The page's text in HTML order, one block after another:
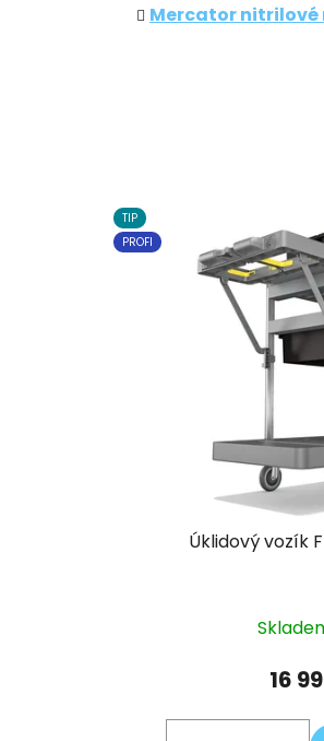
Mercator nitrilové
TIP
PROFI
Úklidový vozík
16